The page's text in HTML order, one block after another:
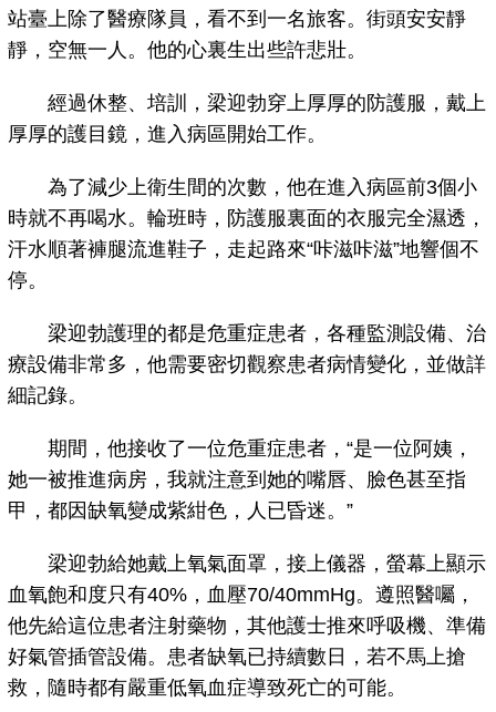
站臺上除了醫療隊員，看不到一名旅客。街頭安安靜
靜，空無一人。他的心裏生出些許悲壯。
經過休整、培訓，梁迎勃穿上厚厚的防護服，戴上
厚厚的護目鏡，進入病區開始工作。
為了減少上衛生間的次數，他在進入病區前3個小
時就不再喝水。輪班時，防護服裏面的衣服完全濕透，
汗水順著褲腿流進鞋子，走起路來“咔滋咔滋”地響個不
停。
梁迎勃護理的都是危重症患者，各種監測設備、治
療設備非常多，他需要密切觀察患者病情變化，並做詳
細記錄。
期間，他接收了一位危重症患者，“是一位阿姨，
她一被推進病房，我就注意到她的嘴唇、臉色甚至指
甲，都因缺氧變成紫紺色，人已昏迷。”
梁迎勃給她戴上氧氣面罩，接上儀器，螢幕上顯示
血氧飽和度只有40%，血壓70/40mmHg。遵照醫囑，
他先給這位患者注射藥物，其他護士推來呼吸機、準備
好氣管插管設備。患者缺氧已持續數日，若不馬上搶
救，隨時都有嚴重低氧血症導致死亡的可能。